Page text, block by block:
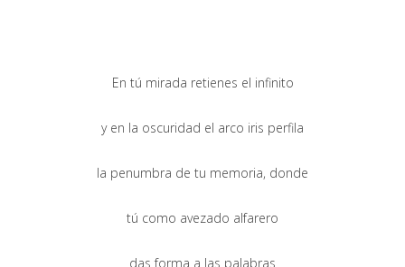
En tú mirada retienes el infinito
y en la oscuridad el arco iris perfila
la penumbra de tu memoria, donde
tú como avezado alfarero
das forma a las palabras